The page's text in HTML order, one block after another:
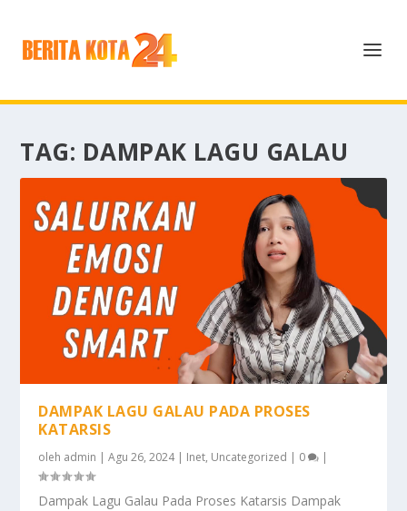
TAG: DAMPAK LAGU GALAU
DAMPAK LAGU GALAU PADA PROSES
KATARSIS
oleh admin |Agu 26, 2024| Inet, Uncategorized | 0 |
Dampak Lagu Galau Pada Proses Katarsis Dampak